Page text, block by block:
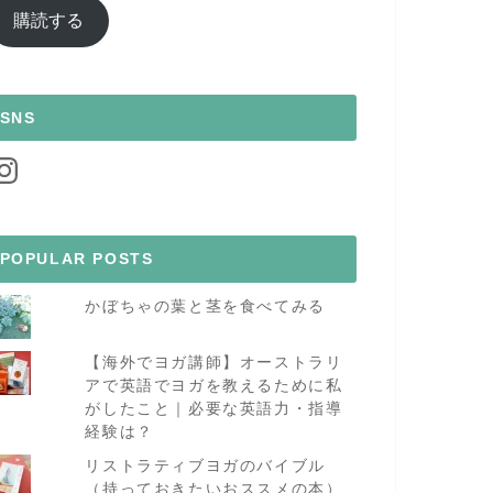
購読する
SNS
POPULAR POSTS
かぼちゃの葉と茎を食べてみる
【海外でヨガ講師】オーストラリ
アで英語でヨガを教えるために私
がしたこと｜必要な英語力・指導
経験は？
リストラティブヨガのバイブル
（持っておきたいおススメの本）